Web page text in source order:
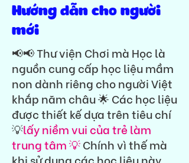
Hướng dẫn cho người
mới
📢📢 Thư viện Chơi mà Học là
nguồn cung cấp học liệu mầm
non dành riêng cho người Việt
khắp năm châu 🌟 Các học liệu
được thiết kế dựa trên tiêu chí
💡lấy niềm vui của trẻ làm
trung tâm 💡Chính vì thế mà
khi sử dụng các học liệu này,